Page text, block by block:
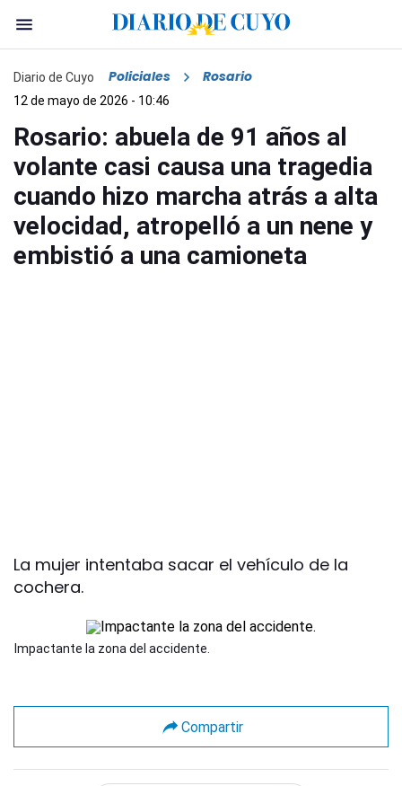
Diario de Cuyo Policiales Rosario
12 de mayo de 2026 - 10:46
Rosario: abuela de 91 años al
volante casi causa una tragedia
cuando hizo marcha atrás a alta
velocidad, atropelló a un nene y
embistió a una camioneta
La mujer intentaba sacar el vehículo de la
cochera.
Impactante la zona del accidente.
Compartir